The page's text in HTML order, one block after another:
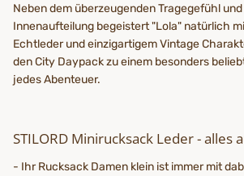
Neben dem überzeugenden Tragegefühl
Innenaufteilung begeistert "Lola" natürlich
Echtleder und einzigartigem Vintage
den City Daypack zu einem besonders
jedes Abenteuer.
STILORD Minirucksack Leder - alles
- Ihr Rucksack Damen klein ist immer mit